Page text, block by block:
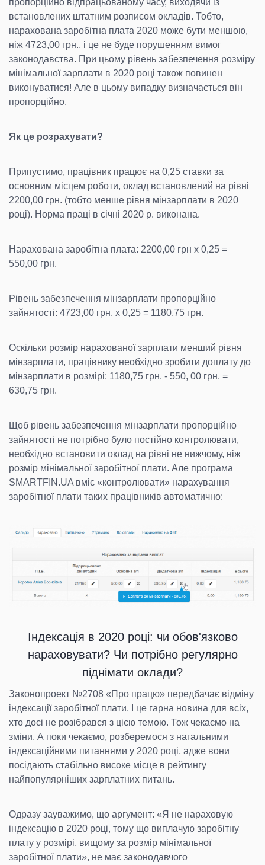
встановлених штатним розписом окладів. Тобто,
нарахована заробітна плата 2020 може бути меншою,
ніж 4723,00 грн., і це не буде порушенням вимог
законодавства. При цьому рівень забезпечення розміру
мінімальної зарплати в 2020 році також повинен
виконуватися! Але в цьому випадку визначається він
пропорційно.
Як це розрахувати?
Припустимо, працівник працює на 0,25 ставки за
основним місцем роботи, оклад встановлений на рівні
2200,00 грн. (тобто менше рівня мінзарплати в 2020
році). Норма праці в січні 2020 р. виконана.
Нарахована заробітна плата: 2200,00 грн х 0,25 =
550,00 грн.
Рівень забезпечення мінзарплати пропорційно
зайнятості: 4723,00 грн. х 0,25 = 1180,75 грн.
Оскільки розмір нарахованої зарплати менший рівня
мінзарплати, працівнику необхідно зробити доплату до
мінзарплати в розмірі: 1180,75 грн. - 550, 00 грн. =
630,75 грн.
Щоб рівень забезпечення мінзарплати пропорційно
зайнятості не потрібно було постійно контролювати,
необхідно встановити оклад на рівні не нижчому, ніж
розмір мінімальної заробітної плати. Але програма
SMARTFIN.UA вміє «контролювати» нарахування
заробітної плати таких працівників автоматично:
Індексація в 2020 році: чи обов'язково
нараховувати? Чи потрібно регулярно
піднімати оклади?
Законопроект №2708 «Про працю» передбачає відміну
індексації заробітної плати. І це гарна новина для всіх,
хто досі не розібрався з цією темою. Тож чекаємо на
зміни. А поки чекаємо, розберемося з нагальними
індексаційними питаннями у 2020 році, адже вони
посідають стабільно високе місце в рейтингу
найпопулярніших зарплатних питань.
Одразу зауважимо, що аргумент: «Я не нараховую
індексацію в 2020 році, тому що виплачую заробітну
плату у розмірі, вищому за розмір мінімальної
заробітної плати», не має законодавчого